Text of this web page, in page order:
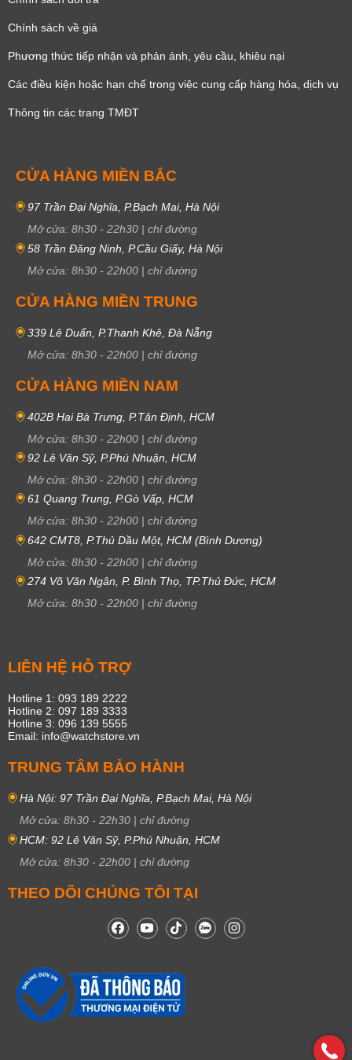
Chính sách về giá
Phương thức tiếp nhận và phản ánh, yêu cầu, khiêu nại
Các điều kiện hoặc hạn chế trong việc cung cấp hàng hóa, dịch vụ
Thông tin các trang TMĐT
CỬA HÀNG MIỀN BẮC
97 Trần Đại Nghĩa, P.Bạch Mai, Hà Nội
Mở cửa: 8h30 - 22h30 | chỉ đường
58 Trần Đăng Ninh, P.Cầu Giấy, Hà Nội
Mở cửa: 8h30 - 22h00 | chỉ đường
CỬA HÀNG MIỀN TRUNG
339 Lê Duẩn, P.Thanh Khê, Đà Nẵng
Mở cửa: 8h30 - 22h00 | chỉ đường
CỬA HÀNG MIỀN NAM
402B Hai Bà Trưng, P.Tân Định, HCM
Mở cửa: 8h30 - 22h00 | chỉ đường
92 Lê Văn Sỹ, P.Phú Nhuận, HCM
Mở cửa: 8h30 - 22h00 | chỉ đường
61 Quang Trung, P.Gò Vấp, HCM
Mở cửa: 8h30 - 22h00 | chỉ đường
642 CMT8, P.Thủ Dầu Một, HCM (Bình Dương)
Mở cửa: 8h30 - 22h00 | chỉ đường
274 Võ Văn Ngân, P. Bình Thọ, TP.Thủ Đức, HCM
Mở cửa: 8h30 - 22h00 | chỉ đường
LIÊN HỆ HỖ TRỢ
Hotline 1: 093 189 2222
Hotline 2: 097 189 3333
Hotline 3: 096 139 5555
Email: info@watchstore.vn
TRUNG TÂM BẢO HÀNH
Hà Nội: 97 Trần Đại Nghĩa, P.Bạch Mai, Hà Nội
Mở cửa: 8h30 - 22h30 | chỉ đường
HCM: 92 Lê Văn Sỹ, P.Phú Nhuận, HCM
Mở cửa: 8h30 - 22h00 | chỉ đường
THEO DÕI CHÚNG TÔI TẠI